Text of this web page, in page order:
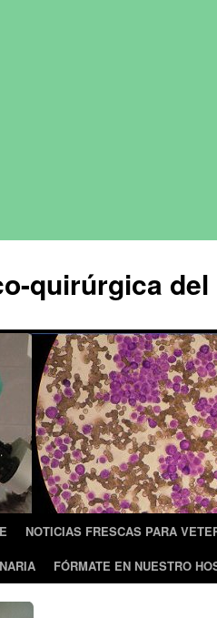
quirúrgica del
NOTICIAS FRESCAS PARA
FÓRMATE EN NUESTRO